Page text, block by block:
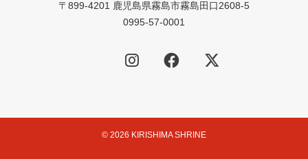
〒899-4201 鹿児島県霧島市霧島田口2608-5
0995-57-0001
© 2026 KIRISHIMA SHRINE